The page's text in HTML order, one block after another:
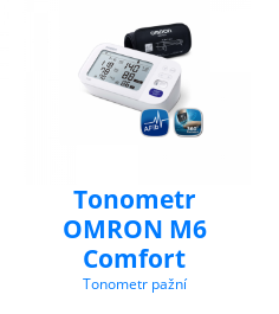
Tonometr
OMRON M6
Comfort
Tonometr pažní